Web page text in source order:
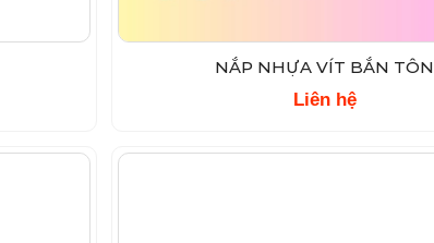
NẮP NHỰA VÍT BẮN TÔN
Liên hệ